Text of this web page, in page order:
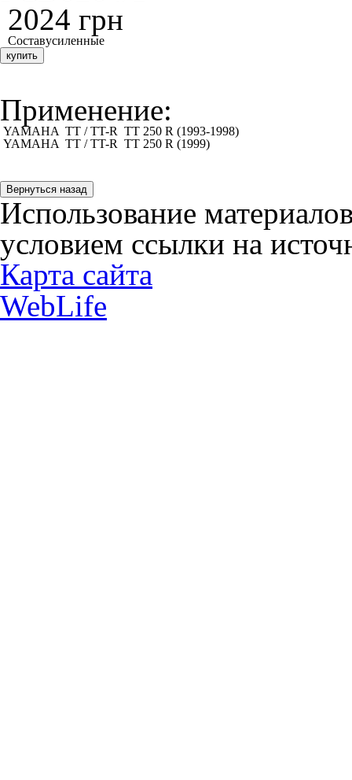
2024 грн
Составусиленные
купить
Применение:
YAMAHA TT / TT-R TT 250 R (1993-1998)
YAMAHA TT / TT-R TT 250 R (1999)
Использование
условием ссылки на
Карта сайта
WebLife